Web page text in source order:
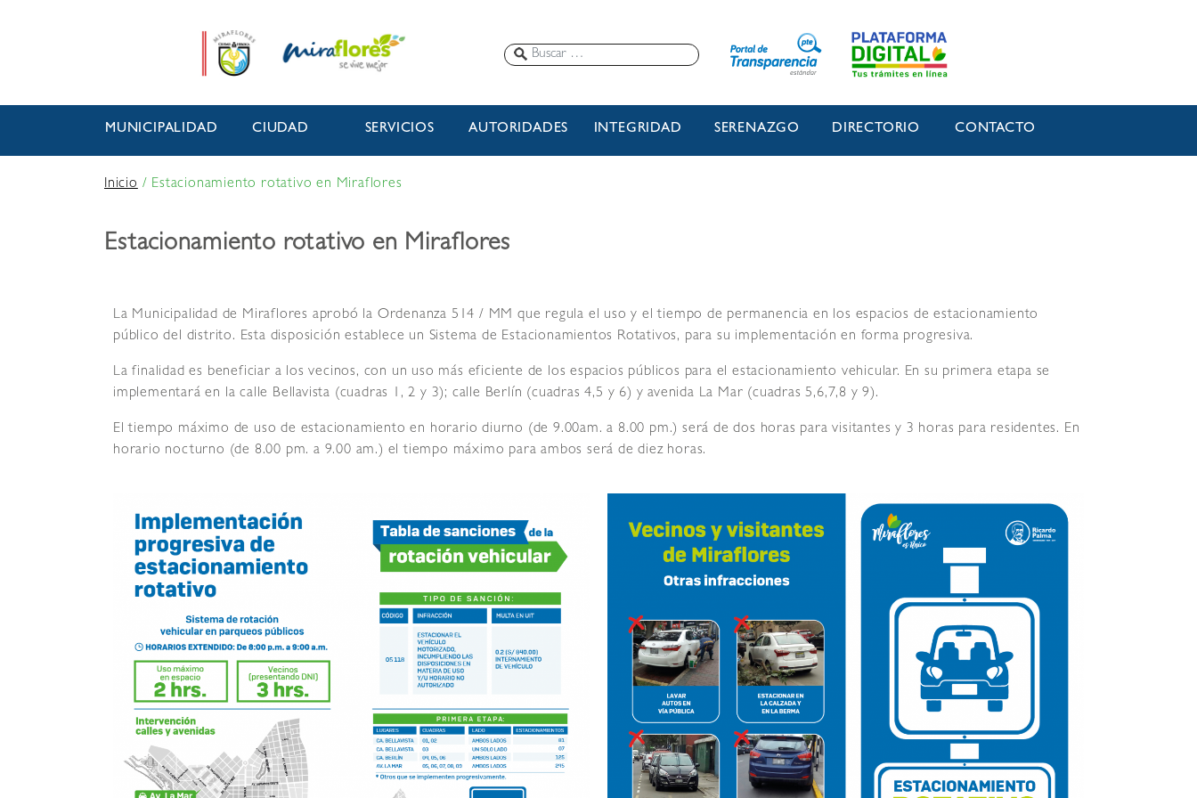
MUNICIPALIDAD CIUDAD SERVICIOS AUTORIDADES INTEGRIDAD SERENAZGO DIRECTORIO CONTACTO
Inicio/ Estacionamiento rotativo en Miraflores
Estacionamiento rotativo en Miraflores
La Municipalidad de Miraflores aprobó la Ordenanza 514 / MM que regula el uso y el tiempo de permanencia en los espacios de estacionamiento
público del distrito. Esta disposición establece un Sistema de Estacionamientos Rotativos, para su implementación en forma progresiva.
La finalidad es beneficiar a los vecinos, con un uso más eficiente de los espacios públicos para el estacionamiento vehicular. En su primera etapa se
implementará en la calle Bellavista (cuadras 1, 2 y 3); calle Berlín (cuadras 4,5 y 6) y avenida La Mar (cuadras 5,6,7,8 y 9).
El tiempo máximo de uso de estacionamiento en horario diurno (de 9.00am. a 8.00 pm.) será de dos horas para visitantes y 3 horas para residentes. En
horario nocturno (de 8.00 pm. a 9.00 am.) el tiempo máximo para ambos será de diez horas.